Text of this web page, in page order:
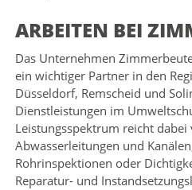
ARBEITEN BEI
Das Unternehmen
ein wichtiger Partner in den
Düsseldorf, Remscheid und
Dienstleistungen im
Leistungsspektrum reicht dabei
Abwasserleitungen und
Rohrinspektionen oder
Reparatur- und